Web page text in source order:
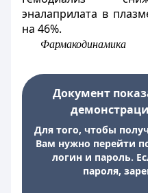
эналаприлата в
на 46%.
Фармакодинамика
Документ
Для того, чтобы
Вам нужно перейти
логин и пароль.
пароля,